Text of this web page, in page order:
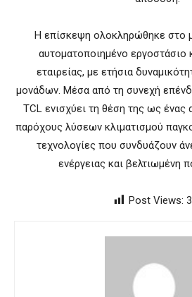
Η επίσκεψη ολοκληρώθηκε στο
αυτοματοποιημένο εργοστάσιο
εταιρείας, με ετήσια
μονάδων. Μέσα από τη συνεχή
TCL ενισχύει τη θέση της ως
παρόχους λύσεων κλιματισμού
τεχνολογίες που συνδυάζουν
ενέργειας και βελτιωμένη
Post Views: